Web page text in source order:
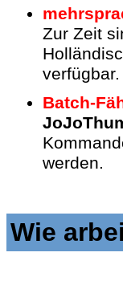
Zur Zeit
verfügbar.
Batch-
werden.
Wie